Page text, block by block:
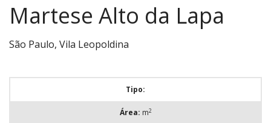
Martese Alto da Lapa
São Paulo, Vila Leopoldina
Tipo:
Área: m2